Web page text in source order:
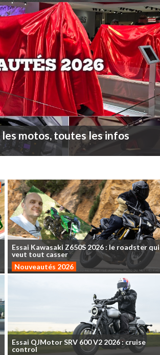
lesmotos,toutesles infos
Essai Kawasaki Z650S2026:le roadster qui
veut tout casser
Nouveautés 2026
Essai QJMotorSRV 600V2 2026: cruise
control